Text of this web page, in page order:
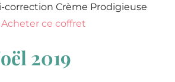
Crème Prodigieuse
Acheter ce coffret
2019